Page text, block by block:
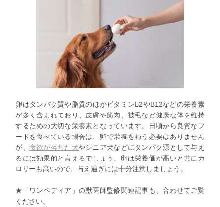
卵はタンパク質や脂質のほかビタミンB2やB12などの栄養素
が多く含まれており、皮膚や筋肉、被毛など健康な体を維持
するための大切な栄養素となっています。日頃から良質なフ
ードを食べている場合は、卵で栄養を補う必要はありません
が、 食欲が落ちた犬やシニア犬などにタンパク源として与え
るには効果的と言えるでしょう。卵は栄養価が高いと共にカ
ロリーも高いので、与え過ぎには十分注意しましょう。
★「ワンペディア」の獣医師監修関連記事も、合わせてご覧
ください。